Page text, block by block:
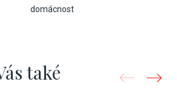
domácnost
také